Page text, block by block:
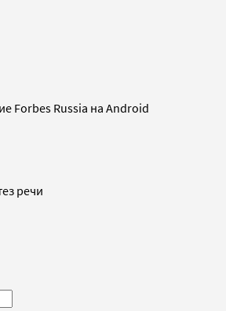
Forbes Russia на Android
речи